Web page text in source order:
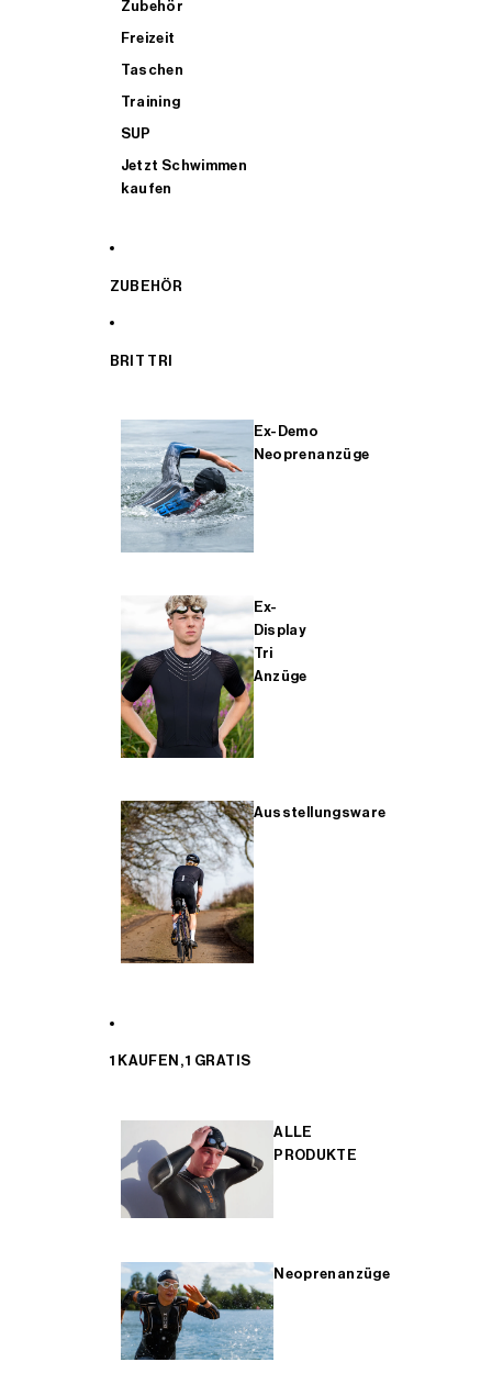
Zubehör
Freizeit
Taschen
Training
SUP
Jetzt Schwimmen
kaufen
ZUBEHÖR
BRIT TRI
Ex-Demo
Neoprenanzüge
Ex-
Display
Tri
Anzüge
Ausstellungsware
1 KAUFEN, 1 GRATIS
ALLE
PRODUKTE
Neoprenanzüge